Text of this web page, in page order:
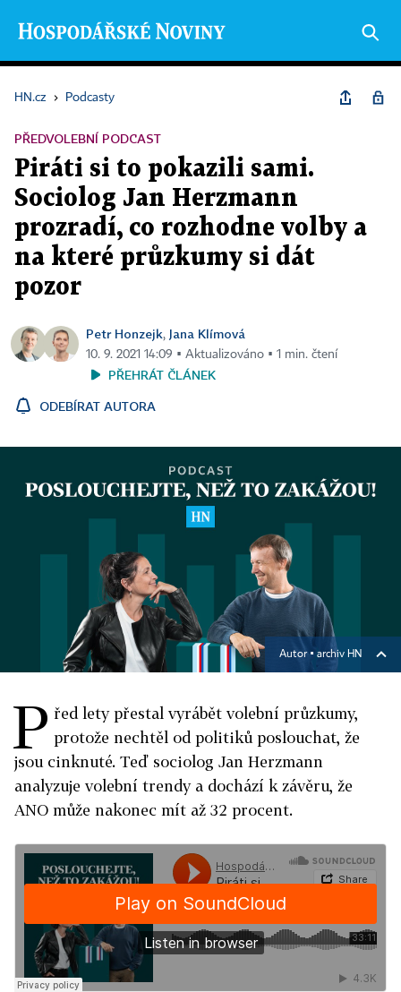
HN.cz › Podcasty
PŘEDVOLEBNÍ PODCAST
Piráti si to pokazili sami.
Sociolog Jan Herzmann
prozradí, co rozhodne volby a
na které průzkumy si dát
pozor
Petr Honzejk, Jana Klímová
10. 9. 2021 14:09 ▪ Aktualizováno ▪ 1 min. čtení
PŘEHRÁT ČLÁNEK
ODEBÍRAT AUTORA
Autor ▪ archiv HN
P řed lety přestal vyrábět volební průzkumy,
protože nechtěl od politiků poslouchat, že
jsou cinknuté. Teď sociolog Jan Herzmann
analyzuje volební trendy a dochází k závěru, že
ANO může nakonec mít až 32 procent.